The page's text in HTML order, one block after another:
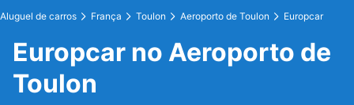
Aluguel de carros França Toulon Aeroporto de Toulon Europcar
Europcar no Aeroporto de
Toulon